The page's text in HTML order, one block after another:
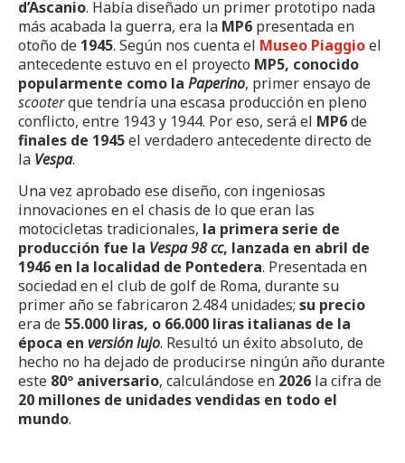
d’Ascanio. Había diseñado un primer prototipo nada
más acabada la guerra, era la MP6 presentada en
otoño de 1945. Según nos cuenta el Museo Piaggioel
antecedente estuvo en el proyecto MP5, conocido
popularmente como la Paperino, primer ensayo de
scooterque tendría una escasa producción en pleno
conflicto, entre 1943 y 1944. Por eso, será el MP6de
finales de 1945el verdadero antecedente directo de
la Vespa.
Una vez aprobado ese diseño, con ingeniosas
innovaciones en el chasis de lo que eran las
motocicletas tradicionales, la primera serie de
producción fue la Vespa 98 cc, lanzada en abril de
1946 en la localidad de Pontedera. Presentada en
sociedad en el club de golf de Roma, durante su
primer año se fabricaron 2.484 unidades; su precio
era de 55.000 liras, o 66.000 liras italianas de la
época en versión lujo. Resultó un éxito absoluto, de
hecho no ha dejado de producirse ningún año durante
este 80º aniversario, calculándose en 2026 la cifra de
20 millones de unidades vendidas en todo el
mundo.